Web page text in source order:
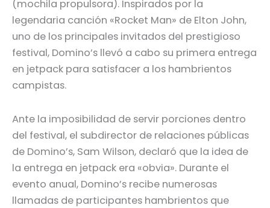
(mochila propulsora). Inspirados por la
legendaria canción «Rocket Man» de Elton John,
uno de los principales invitados del prestigioso
festival, Domino’s llevó a cabo su primera entrega
en jetpack para satisfacer a los hambrientos
campistas.
Ante la imposibilidad de servir porciones dentro
del festival, el subdirector de relaciones públicas
de Domino’s, Sam Wilson, declaró que la idea de
la entrega en jetpack era «obvia». Durante el
evento anual, Domino’s recibe numerosas
llamadas de participantes hambrientos que